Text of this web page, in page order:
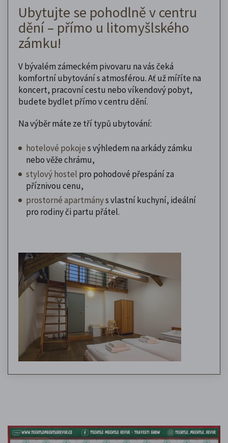
Ubytujte se pohodlně v centru
dění – přímo u litomyšlského
zámku!
V bývalém zámeckém pivovaru na vás čeká
komfortní ubytování s atmosférou. Ať už míříte na
koncert, pracovní cestu nebo víkendový pobyt,
budete bydlet přímo v centru dění.
Na výběr máte ze tří typů ubytování:
hotelové pokojes výhledem na arkády zámku
nebo věže chrámu,
stylový hostel pro pohodové přespání za
příznivou cenu,
prostorné apartmánys vlastní kuchyní, ideální
pro rodiny či partu přátel.